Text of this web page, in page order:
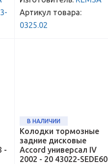
Артикул товара:
0325.02
-
В НАЛИЧИИ
Колодки тормозные
задние дисковые
Accord универсал IV
2002 - 20 43022-SEDE60